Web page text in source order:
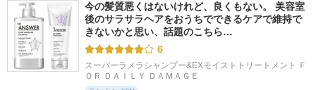
今の髪質悪くはないけれど、良くもない。 美容室
後のサラサラヘアをおうちでできるケアで維持で
きないかと思い、話題のこちら…
6
スーパーラメラシャンプー&EXモイストトリートメント Ｆ
ＯＲ ＤＡＩＬＹ ＤＡＭＡＧＥ